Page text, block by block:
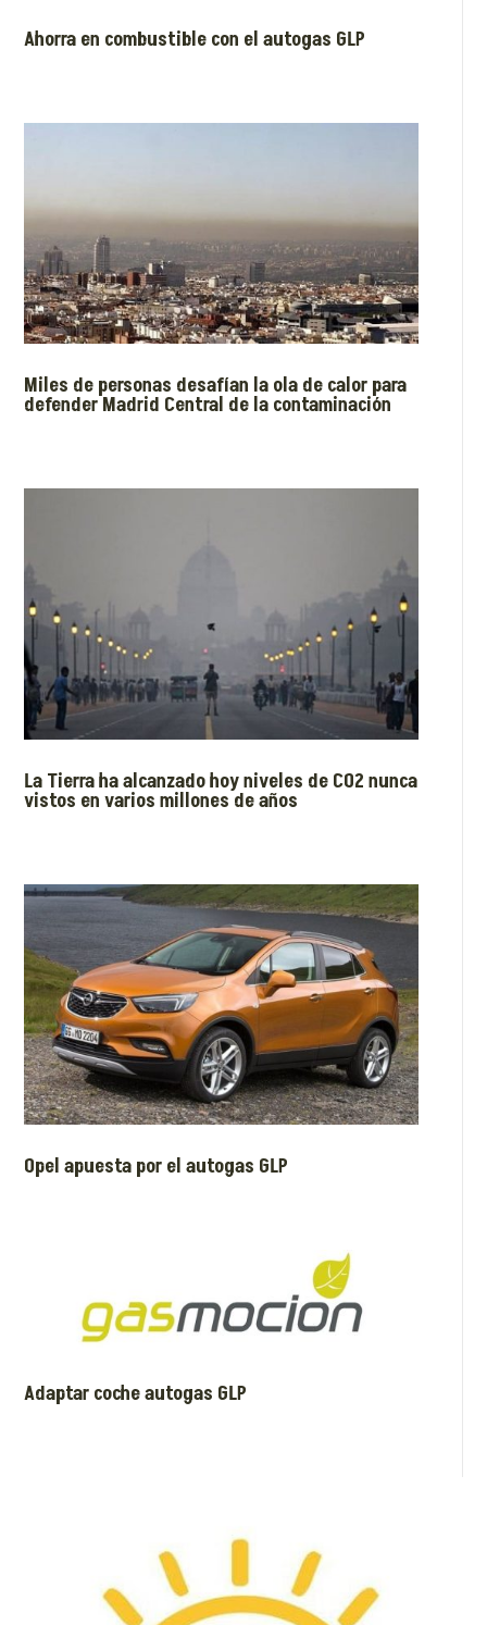
Ahorra en combustible con el autogas GLP
Miles de personas desafían la ola de calor para
defender Madrid Central de la contaminación
La Tierra ha alcanzado hoy niveles de CO2 nunca
vistos en varios millones de años
Opel apuesta por el autogas GLP
Adaptar coche autogas GLP